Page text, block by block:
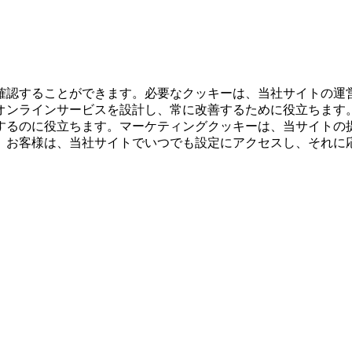
することができます。必要なクッキーは、当社サイトの
ラインサービスを設計し、常に改善するために役立ちま
のに役立ちます。マーケティングクッキーは、当サイト
客様は、当社サイトでいつでも設定にアクセスし、それ